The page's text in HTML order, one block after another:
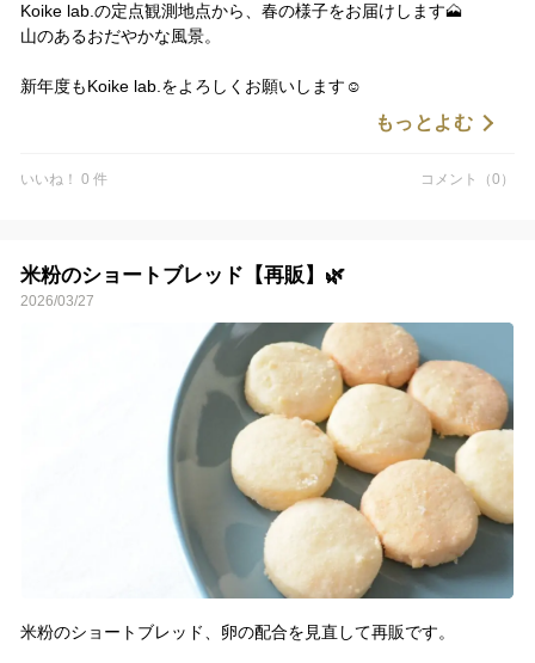
Koike lab.の定点観測地点から、春の様子をお届けします🗻
山のあるおだやかな風景。
新年度もKoike lab.をよろしくお願いします☺️
もっとよむ
いいね！ 0 件 コメント（0）
米粉のショートブレッド【再販】🌿
2026/03/27
米粉のショートブレッド、卵の配合を見直して再販です。